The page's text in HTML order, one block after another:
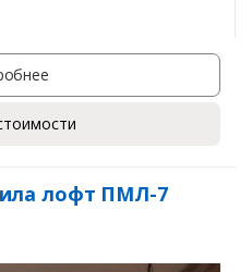
лофт ПМЛ-7